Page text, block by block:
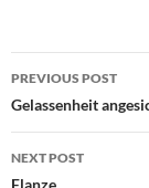
Post
navigation
PREVIOUS POST
Gelassenheit
NEXT POST
Flanze